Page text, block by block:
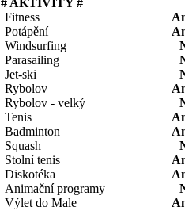
# AKTIVITY #
Fitness
Potápění
Windsurfing
Parasailing
Jet-ski
Rybolov
Rybolov - velký
Tenis
Badminton
Squash
Stolní tenis
Diskotéka
Animační programy
Výlet do Male